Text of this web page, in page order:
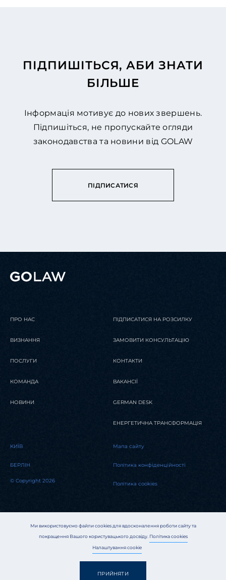
ПІДПИШІТЬСЯ, АБИ ЗНАТИ
БІЛЬШЕ
Інформація мотивує до нових звершень.
Підпишіться, не пропускайте огляди
законодавства та новини від GOLAW
ПІДПИСАТИСЯ
Ми використовуємо файли cookies для вдосконалення роботи сайту та
покращення Вашого користувацького досвіду. Політика cookies
Налаштування cookie
ПРИЙНЯТИ
ПРО НАС
ВИЗНАННЯ
ПОСЛУГИ
КОМАНДА
НОВИНИ
ПІДПИСАТИСЯ НА РОЗСИЛКУ
ЗАМОВИТИ КОНСУЛЬТАЦІЮ
КОНТАКТИ
ВАКАНСІЇ
GERMAN DESK
ЕНЕРГЕТИЧНА ТРАНСФОРМАЦІЯ
KИЇВ
БЕРЛІН
© Copyright 2026
Мапа сайту
Політика конфіденційності
Політика cookies